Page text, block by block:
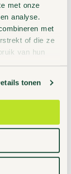
met onze
analyse.
met
of die ze
van hun
tonen
daar niet mee
maakt via
niet om een
blokkeert je
later opgepakt
scannen?
om je aan te
boeking wil